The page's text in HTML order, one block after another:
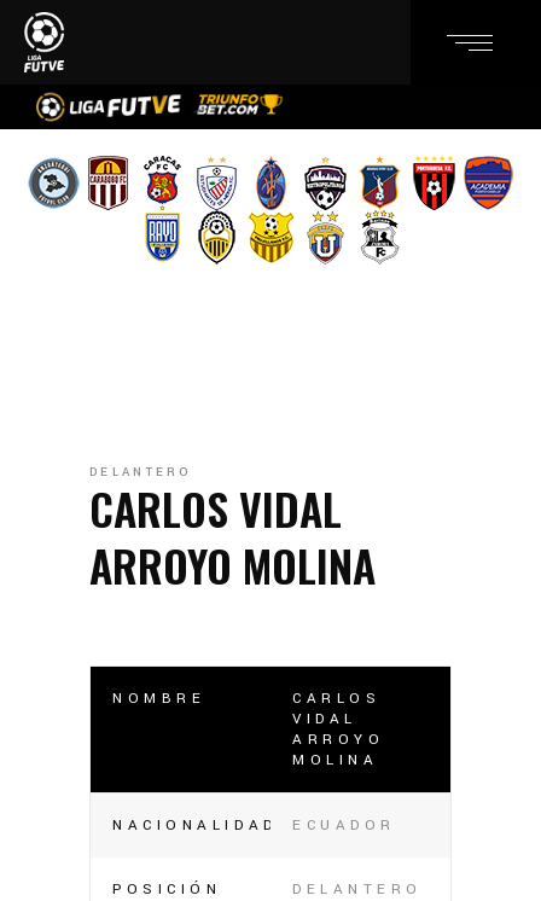
DELANTERO
CARLOS VIDAL
ARROYO MOLINA
NOMBRE
CARLOS
VIDAL
ARROYO
MOLINA
NACIONALIDAD ECUADOR
POSICIÓN DELANTERO